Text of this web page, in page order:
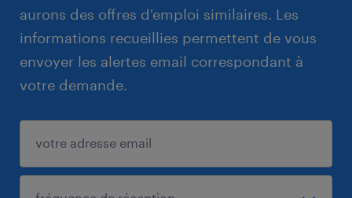
aurons des offres d'emploi similaires. Les
informations recueillies permettent de vous
envoyer les alertes email correspondant à
votre demande.